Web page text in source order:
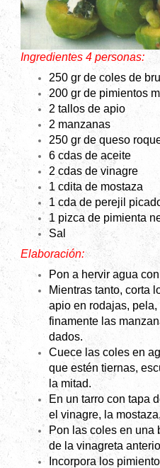
Ingredientes 4 personas:
250 gr de coles de
200 gr de pimientos
2 tallos de apio
2 manzanas
250 gr de queso
6 cdas de aceite
2 cdas de vinagre
1 cdita de mostaza
1 cda de perejil
1 pizca de pimienta
Sal
Elaboración:
Pon a hervir agua
Mientras tanto, corta
apio en rodajas,
finamente las
dados.
Cuece las coles en
que estén tiernas,
la mitad.
En un tarro con tapa
el vinagre, la
Pon las coles en una
de la vinagreta
Incorpora los